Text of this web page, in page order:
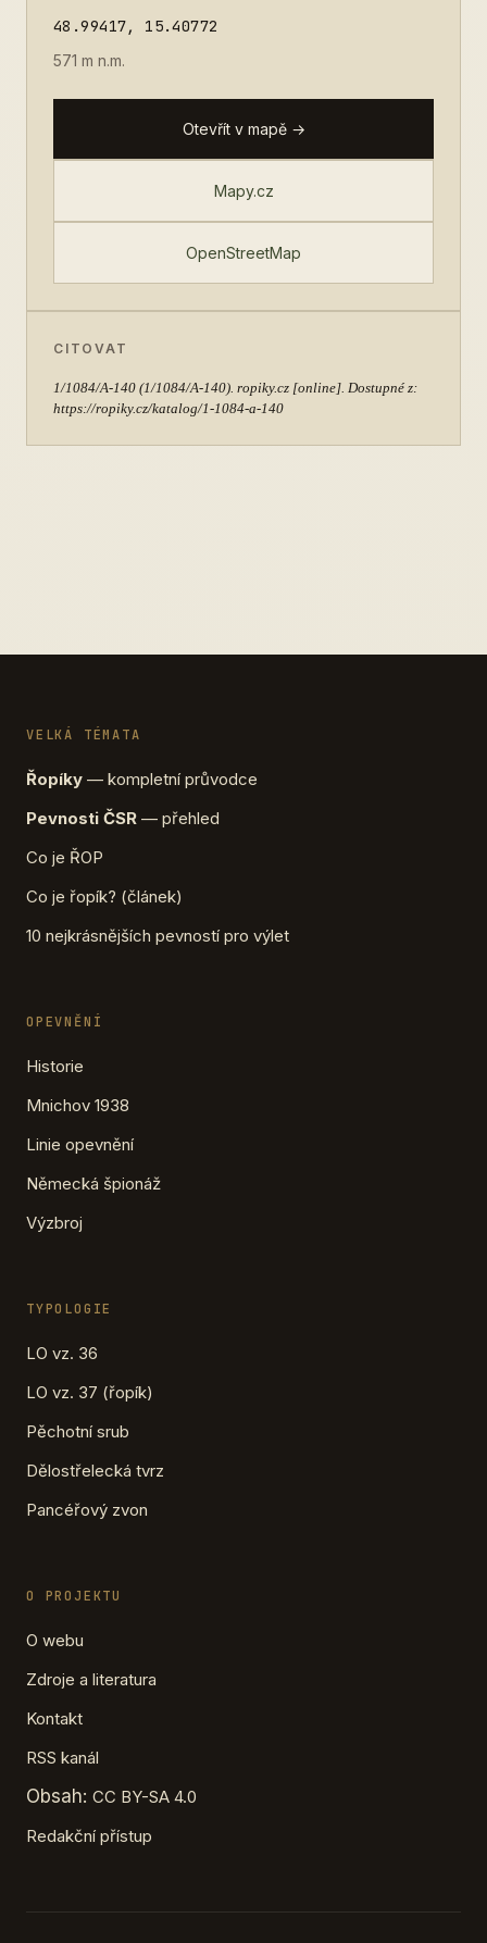
48.99417, 15.40772
571 m n.m.
Otevřít v mapě →
Mapy.cz
OpenStreetMap
CITOVAT
1/1084/A-140 (1/1084/A-140). ropiky.cz [online]. Dostupné z:
https://ropiky.cz/katalog/1-1084-a-140
VELKÁ TÉMATA
Řopíky — kompletní průvodce
Pevnosti ČSR — přehled
Co je ŘOP
Co je řopík? (článek)
10 nejkrásnějších pevností pro výlet
OPEVNĚNÍ
Historie
Mnichov 1938
Linie opevnění
Německá špionáž
Výzbroj
TYPOLOGIE
LO vz. 36
LO vz. 37 (řopík)
Pěchotní srub
Dělostřelecká tvrz
Pancéřový zvon
O PROJEKTU
O webu
Zdroje a literatura
Kontakt
RSS kanál
Obsah: CC BY-SA 4.0
Redakční přístup